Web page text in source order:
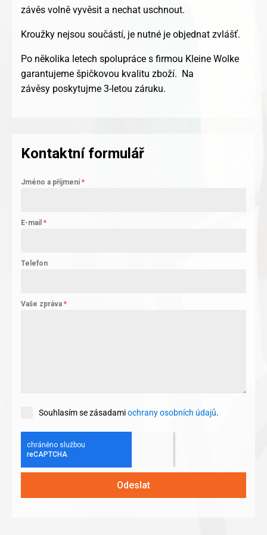
závěs volně vyvěsit a nechat uschnout.
Kroužky nejsou součástí, je nutné je objednat zvlášť.
Po několika letech spolupráce s firmou Kleine Wolke
garantujeme špičkovou kvalitu zboží. Na
závěsy poskytujme 3-letou záruku.
Kontaktní formulář
Jméno a příjmení*
E-mail *
Telefon
Vaše zpráva *
Souhlasím se zásadamiochrany osobních údajů.
Odeslat